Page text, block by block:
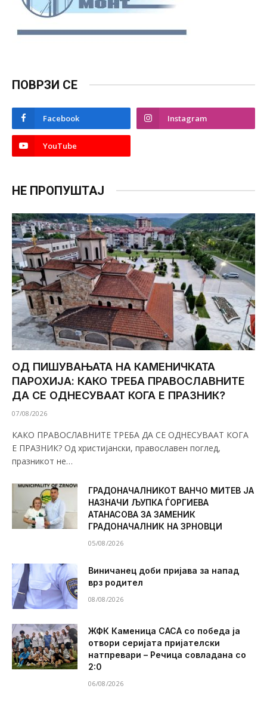
ПОВРЗИ СЕ
Facebook Instagram
YouTube
НЕ ПРОПУШТАЈ
ОД ПИШУВАЊАТА НА КАМЕНИЧКАТА
ПАРОХИЈА: КАКО ТРЕБА ПРАВОСЛАВНИТЕ
ДА СЕ ОДНЕСУВААТ КОГА Е ПРАЗНИК?
07/08/2026
КАКО ПРАВОСЛАВНИТЕ ТРЕБА ДА СЕ ОДНЕСУВААТ КОГА
Е ПРАЗНИК? Од христијански, православен поглед,
празникот не…
ГРАДОНАЧАЛНИКОТ ВАНЧО МИТЕВ ЈА
НАЗНАЧИ ЉУПКА ЃОРГИЕВА
АТАНАСОВА ЗА ЗАМЕНИК
ГРАДОНАЧАЛНИК НА ЗРНОВЦИ
05/08/2026
Виничанец доби пријава за напад
врз родител
08/08/2026
ЖФК Каменица САСА со победа ја
отвори серијата пријателски
натпревари – Речица совладана со
2:0
06/08/2026